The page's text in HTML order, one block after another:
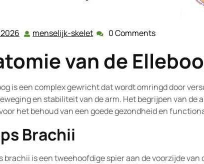
12
2026
menselijk-skelet menselijk-
0 Comments
van de
is een complex gewricht dat wordt omringd door
en stabiliteit van de arm. Het begrijpen van de
het behoud van een goede gezondheid en
Brachii
brachii is een tweehoofdige spier aan de voorzijde van